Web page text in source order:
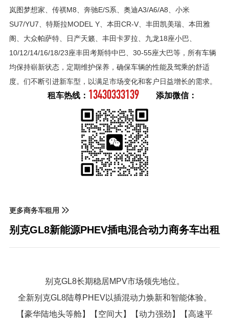
岚图梦想家、传祺M8、奔驰E/S系、奥迪A3/A6/A8、小米
SU7/YU7、特斯拉MODEL Y、本田CR-V、丰田凯美瑞、本田雅
阁、大众帕萨特、日产天籁、丰田卡罗拉、九龙18座小巴、
10/12/14/16/18/23座丰田考斯特中巴、30-55座大巴等，所有车辆
均保持崭新状态，定期维护保养，确保车辆的性能及驾乘的舒适
度。们不断引进新车型，以满足市场变化和客户日益增长的需求。
租车热线： 13430333139 添加微信：
更多商务车租用
别克GL8新能源PHEV插电混合动力商务车出租
别克GL8长期稳居MPV市场领先地位。
全新别克GL8陆尊PHEV以插混动力焕新和智能体验。
【豪华陆地头等舱】【空间大】【动力强劲】【高速平